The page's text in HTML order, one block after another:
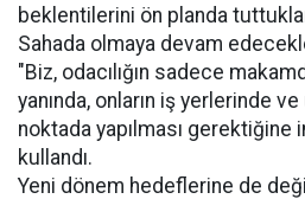
beklentilerini ön planda
Sahada olmaya devam
"Biz, odacılığın sadece
yanında, onların iş yerlerinde
noktada yapılması gerektiğine
kullandı.
Yeni dönem hedeflerine de